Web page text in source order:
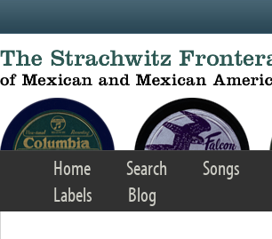
Home Search Songs
Labels
Blog